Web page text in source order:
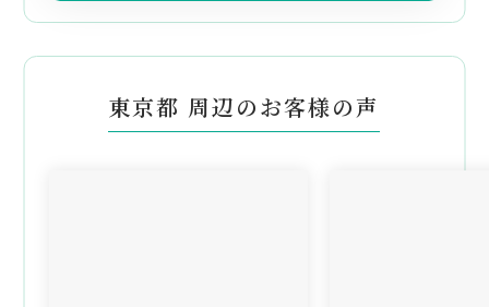
東京都 周辺のお客様の声